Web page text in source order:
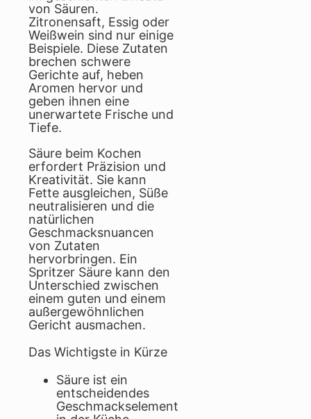
von Säuren.
Zitronensaft, Essig oder
Weißwein sind nur einige
Beispiele. Diese Zutaten
brechen schwere
Gerichte auf, heben
Aromen hervor und
geben ihnen eine
unerwartete Frische und
Tiefe.
Säure beim Kochen
erfordert Präzision und
Kreativität. Sie kann
Fette ausgleichen, Süße
neutralisieren und die
natürlichen
Geschmacksnuancen
von Zutaten
hervorbringen. Ein
Spritzer Säure kann den
Unterschied zwischen
einem guten und einem
außergewöhnlichen
Gericht ausmachen.
Das Wichtigste in Kürze
Säure ist ein
entscheidendes
Geschmackselement